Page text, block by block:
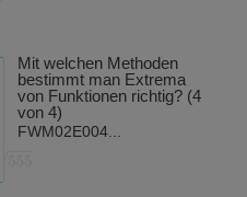
Mit welchen Methoden
bestimmt man Extrema
von Funktionen richtig? (4
von 4)
FWM02E004...